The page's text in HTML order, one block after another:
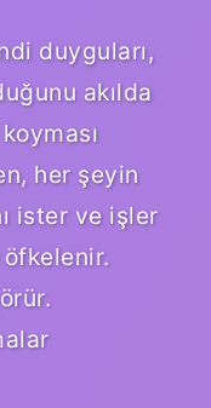
duyguları,
akılda
her şeyin
ister ve işler